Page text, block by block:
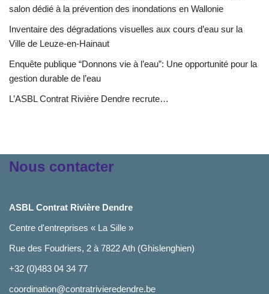
salon dédié à la prévention des inondations en Wallonie
Inventaire des dégradations visuelles aux cours d’eau sur la
Ville de Leuze-en-Hainaut
Enquête publique “Donnons vie à l’eau”: Une opportunité pour la
gestion durable de l’eau
L’ASBL Contrat Rivière Dendre recrute…
Nous contacter
ASBL Contrat Rivière Dendre
Centre d'entreprises « La Sille »
Rue des Foudriers, 2 à 7822 Ath (Ghislenghien)
+32 (0)483 04 34 77
coordination@contratrivieredendre.be